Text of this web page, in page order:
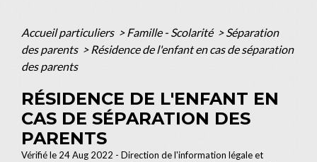
Accueil particuliers > Famille - Scolarité > Séparation
des parents > Résidence de l'enfant en cas de séparation
des parents
RÉSIDENCE DE L'ENFANT EN
CAS DE SÉPARATION DES
PARENTS
Vérifié le 24 Aug 2022 - Direction de l'information légale et